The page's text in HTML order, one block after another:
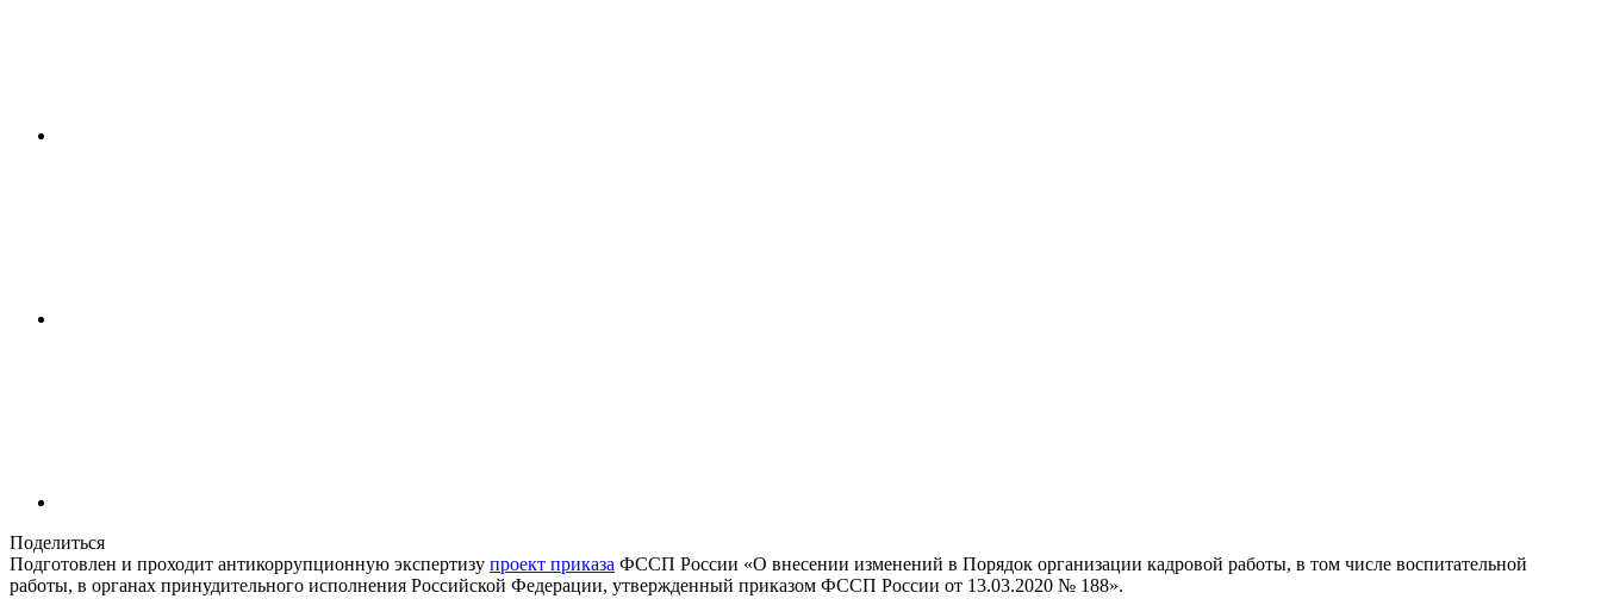
Поделиться
Подготовлен и проходит антикоррупционную экспертизу проект приказа ФССП России «О внесении изменений в Порядок организации кадровой работы, в том числе воспитательной
работы, в органах принудительного исполнения Российской Федерации, утвержденный приказом ФССП России от 13.03.2020 № 188».